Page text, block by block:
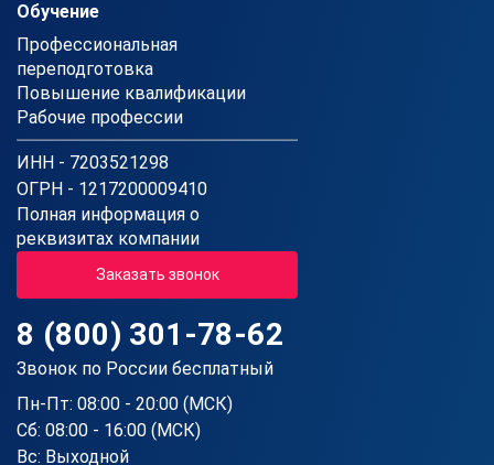
Обучение
Профессиональная
переподготовка
Повышение квалификации
Рабочие профессии
ИНН - 7203521298
ОГРН - 1217200009410
Полная информация о
реквизитах компании
Заказать звонок
8 (800) 301-78-62
Звонок по России бесплатный
Пн-Пт: 08:00 - 20:00 (МСК)
Сб: 08:00 - 16:00 (МСК)
Вс: Выходной